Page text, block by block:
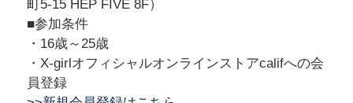
町5-15 HEP FIVE 8F）
■参加条件
・16歳～25歳
・X-girlオフィシャルオンラインストアcalifへの会
員登録